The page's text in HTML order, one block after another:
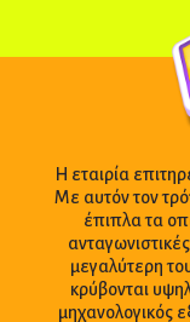
Η εταιρία
Με αυτόν τον
έπιπλα τα
μεγαλύτερη
κρύβονται
μηχανολογικός